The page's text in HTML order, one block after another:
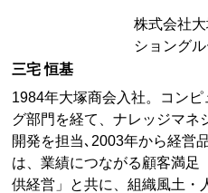
株式会社
ショング
三宅 恒基
1984年大塚商会入社。コン
グ部門を経て、ナレッジマネ
開発を担当､2003年から経営
は、業績につながる顧客満足
供経営」と共に、組織風土・